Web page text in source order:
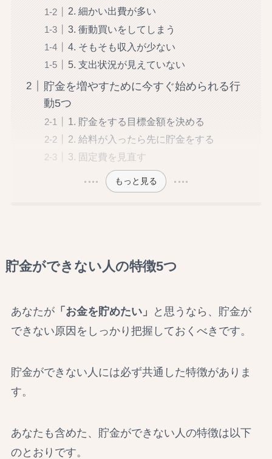
2. 細かい出費が多い
3. 衝動買いをしてしまう
4. そもそも収入が少ない
5. 支出状況が見えていない
貯金を増やすために今すぐ始められる行
動5つ
1. 貯金をする目標金額を決める
2. 給料が入ったら先に貯金をする
3. 固定費を見直す
もっと見る
貯金ができない人の特徴5つ
あなたが「お金を貯めたい」
と思うなら、貯金が
できない原因をしっかり把握しておくべきです。
貯金ができない人には必ず共通した特徴がありま
す。
あなたも含めた、貯金ができない人の特徴は以下
のとおりです。